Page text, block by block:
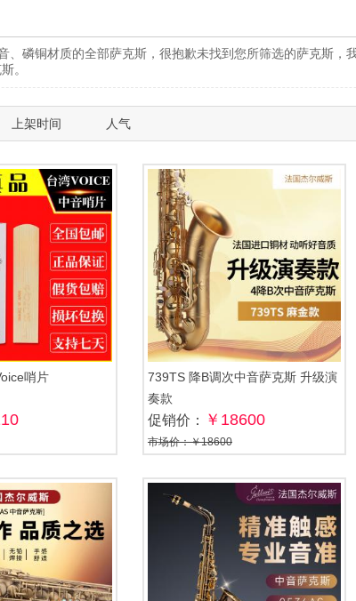
、磷铜材质的全部萨克斯，很抱歉未找到您所筛选的萨克斯，
。
上架时间 人气
哨片
739TS 降B调次中音萨克斯 升级演
奏款
促销价： ￥18600
市场价：￥18600